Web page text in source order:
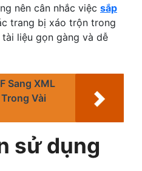
nên cân nhắc việc sắp
trang bị xáo trộn trong
liệu gọn gàng và dễ
Sang XML
Vài
sử dụng